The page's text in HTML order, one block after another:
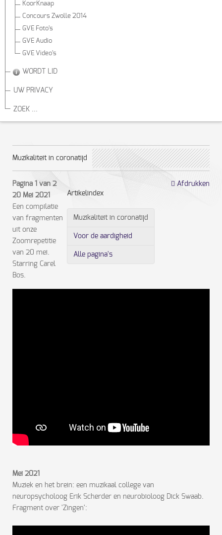
KoorKnaap
Concours Zwolle 2014
GVE Foto's
GVE Audio
GVE Video's
WORDT LID
UW PRIVACY
ZOEK ...
Muzikaliteit in coronatijd
Afdrukken
Artikelindex
Muzikaliteit in coronatijd
Voor de aardigheid
Alle pagina's
Pagina 1 van 2
20 Mei 2021
Een compilatie
van fragmenten
uit onze
Zoomrepetitie
van 20 mei.
Starring Carel
Bos.
Mei 2021
Muziek en het brein: een muzikaal college van
neuropsycholoog Erik Scherder en neurobioloog Dick Swaab.
Fragment over 'Zingen':